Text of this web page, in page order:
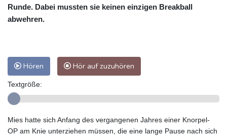
Runde. Dabei mussten sie keinen einzigen Breakball
abwehren.
Hören Hör auf zuzuhören
Textgröße:
Mies hatte sich Anfang des vergangenen Jahres einer Knorpel-
OP am Knie unterziehen müssen, die eine lange Pause nach sich